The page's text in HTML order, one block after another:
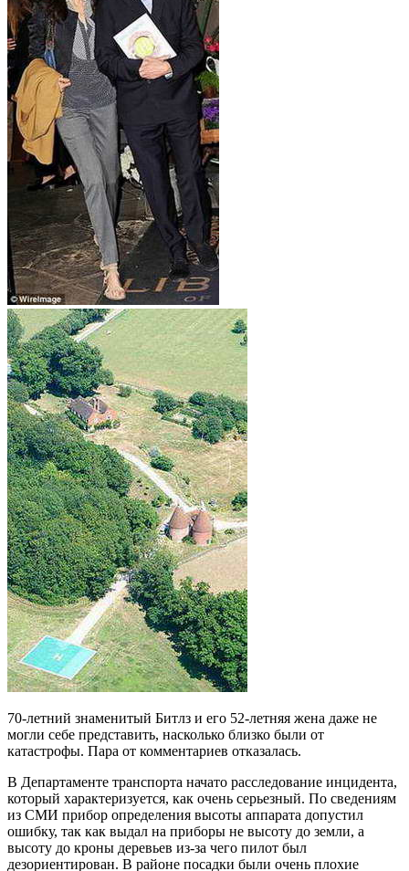
70-летний знаменитый Битлз и его 52-летняя жена даже не
могли себе представить, насколько близко были от
катастрофы. Пара от комментариев отказалась.
В Департаменте транспорта начато расследование инцидента,
который характеризуется, как очень серьезный. По сведениям
из СМИ прибор определения высоты аппарата допустил
ошибку, так как выдал на приборы не высоту до земли, а
высоту до кроны деревьев из-за чего пилот был
дезориентирован. В районе посадки были очень плохие